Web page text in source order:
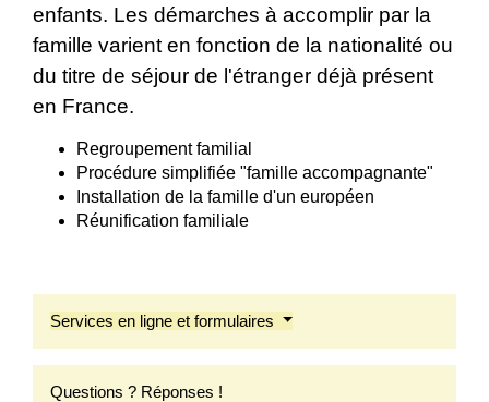
enfants. Les démarches à accomplir par la
famille varient en fonction de la nationalité ou
du titre de séjour de l'étranger déjà présent
en France.
Regroupement familial
Procédure simplifiée "famille accompagnante"
Installation de la famille d'un européen
Réunification familiale
Services en ligne et formulaires
Questions ? Réponses !